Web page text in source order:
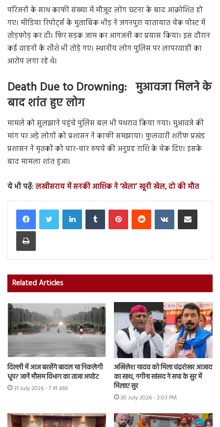
परिजनों के साथ काफी संख्या में मौजूद लोग घटना के बाद आक्रोशित हो
गए। मीडिया रिपोर्ट्स के मुताबिक भीड़ ने जगनपुरा यातायात चेक पोस्ट में
तोड़फोड़ कर दी। फिर सड़क जाम कर आगजनी का प्रयास किया। इस दौरान
कई वाहनों के शीशे भी तोड़े गए। स्थानीय लोग पुलिस पर लापरवाही का
आरोप लगा रहे थे।
Death Due to Drowning: मुआवजा मिलने के
बाद शांत हुए लोग
मामले को सुलझाने पहुंचे पुलिस बल भी पथराव किया गया। मुआवजे की
मांग पर अड़े लोगों को प्रशासन ने काफी समझाया। फुलवारी शरीफ प्रखंड
प्रशासन ने मृतकों को चार-चार रुपये की अनुग्रह राशि के चेक दिए। इसके
बाद मामला शांत हुआ।
ये भी पढ़ें:लखीसराय में सनकी आशिक ने ‘खेला’ खूनी खेल, दो की मौत
LinkedInTumblr PinterestReddit VKontakteShare via Email
Print
Related Articles
दिल्ली में आज बरसेंगे बादल या निकलेगी
धूप? जानें मौसम विभाग का ताजा अपडेट
31 July 2026 - 7:41 AM
अखिलेश यादव को मिला चंद्रशेखर आजाद
का साथ, नगीना सांसद ने सपा के सुर में
मिलाए सुर
30 July 2026 - 3:03 PM